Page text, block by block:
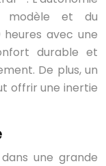
modèle et du
avec une
durable et
De plus, un
offrir une inertie
une grande